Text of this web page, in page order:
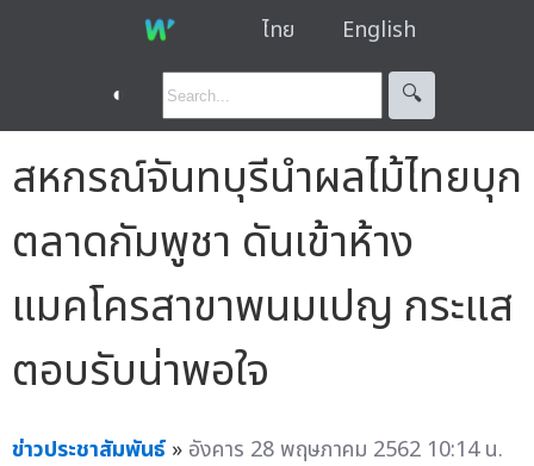
ไทย English
◐ 🔍︎
สหกรณ์จันทบุรีนำผลไม้ไทยบุก
ตลาดกัมพูชา ดันเข้าห้าง
แมคโครสาขาพนมเปญ กระแส
ตอบรับน่าพอใจ
ข่าวประชาสัมพันธ์ » อังคาร 28 พฤษภาคม 2562 10:14 น.